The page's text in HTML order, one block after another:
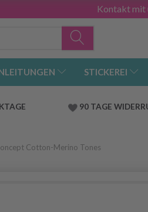
Kontakt mit
STICKEREI
90 TAGE
Cotton-Merino Tones